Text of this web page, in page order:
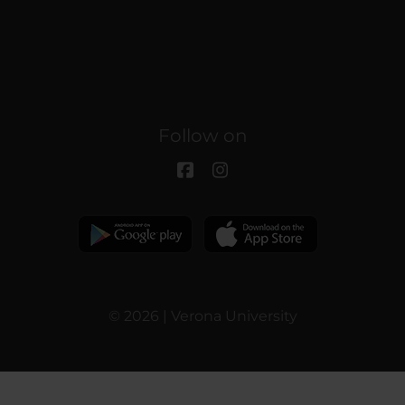
Follow on
© 2026 | Verona University